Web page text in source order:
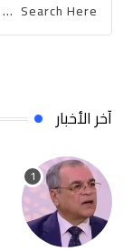
آخر الأخبار